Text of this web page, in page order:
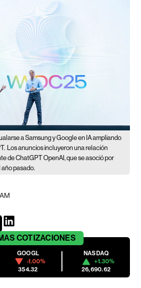
a Samsung y Google en IA ampliando
Los anuncios incluyeron una relación
de ChatGPT OpenAI, que se asoció por
año pasado.
COTIZACIONES
GOOGL
-1.00%
354.32
NASDAQ
+1.30%
26,690.62